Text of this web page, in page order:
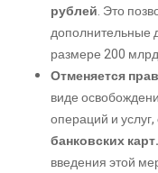
рублей. Это
дополнительные
размере 200
Отменяется
виде
операций и услуг,
банковских карт.
введения этой